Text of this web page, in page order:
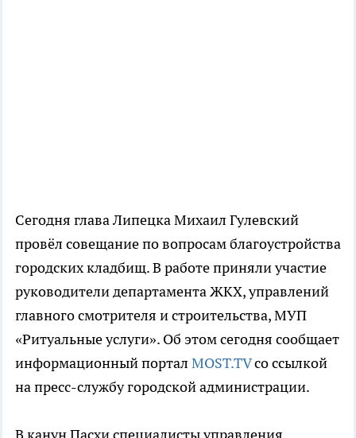
Сегодня глава Липецка Михаил Гулевский
провёл совещание по вопросам благоустройства
городских кладбищ. В работе приняли участие
руководители департамента ЖКХ, управлений
главного смотрителя и строительства, МУП
«Ритуальные услуги». Об этом сегодня сообщает
информационный портал MOST.TVсо ссылкой
на пресс-службу городской администрации.
В канун Пасхи специалисты управления